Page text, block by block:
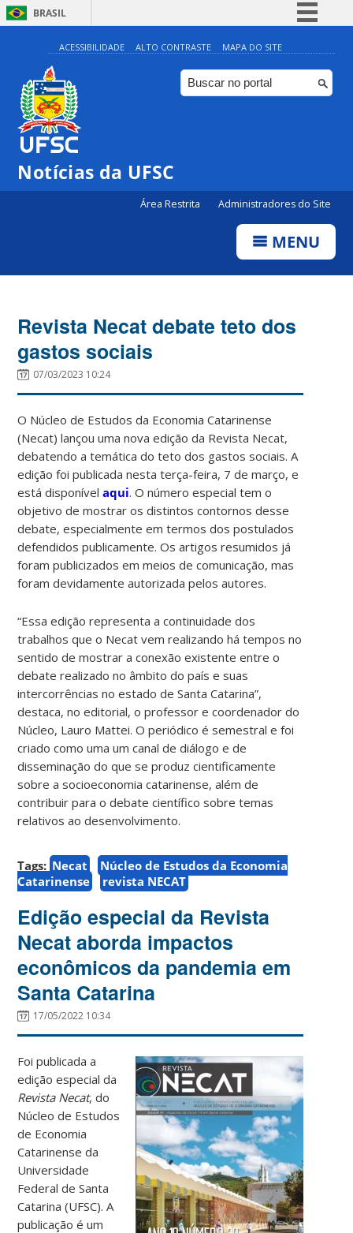
BRASIL
Simplifique!
Comunica BR
Participe
ACESSIBILIDADE ALTO CONTRASTE MAPA DO SITE
Notícias da UFSC
Área Restrita Administradores do Site
MENU
Revista Necat debate teto dos
gastos sociais
07/03/2023 10:24
O Núcleo de Estudos da Economia Catarinense
(Necat) lançou uma nova edição da Revista Necat,
debatendo a temática do teto dos gastos sociais. A
edição foi publicada nesta terça-feira, 7 de março, e
está disponívelaqui. O número especial tem o
objetivo de mostrar os distintos contornos desse
debate, especialmente em termos dos postulados
defendidos publicamente. Os artigos resumidos já
foram publicizados em meios de comunicação, mas
foram devidamente autorizada pelos autores.
“Essa edição representa a continuidade dos
trabalhos que o Necat vem realizando há tempos no
sentido de mostrar a conexão existente entre o
debate realizado no âmbito do país e suas
intercorrências no estado de Santa Catarina”,
destaca, no editorial, o professor e coordenador do
Núcleo, Lauro Mattei. O periódico é semestral e foi
criado como uma um canal de diálogo e de
disseminação do que se produz cientificamente
sobre a socioeconomia catarinense, além de
contribuir para o debate científico sobre temas
relativos ao desenvolvimento.
Tags: Necat
Núcleo de Estudos da Economia
Catarinense
revista NECAT
Edição especial da Revista
Necat aborda impactos
econômicos da pandemia em
Santa Catarina
17/05/2022 10:34
Foi publicada a
edição especial da
Revista Necat, do
Núcleo de Estudos
de Economia
Catarinense da
Universidade
Federal de Santa
Catarina (UFSC). A
publicação é um